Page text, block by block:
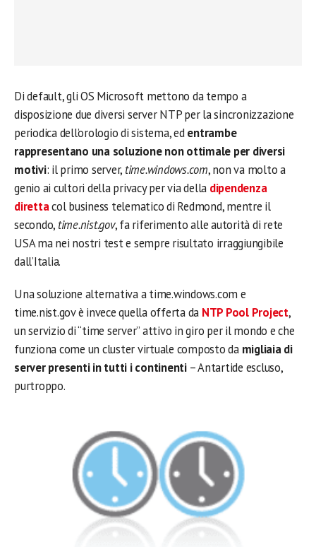
Di default, gli OS Microsoft mettono da tempo a
disposizione due diversi server NTP per la sincronizzazione
periodica dell’orologio di sistema, edentrambe
rappresentano una soluzione non ottimale per diversi
motivi: il primo server, time.windows.com, non va molto a
genio ai cultori della privacy per via della dipendenza
direttacol business telematico di Redmond, mentre il
secondo, time.nist.gov, fa riferimento alle autorità di rete
USA ma nei nostri test e sempre risultato irraggiungibile
dall’Italia.
Una soluzione alternativa a time.windows.com e
time.nist.gov è invece quella offerta da NTP Pool Project,
un servizio di “time server” attivo in giro per il mondo e che
funziona come un cluster virtuale composto da migliaia di
server presenti in tutti i continenti– Antartide escluso,
purtroppo.